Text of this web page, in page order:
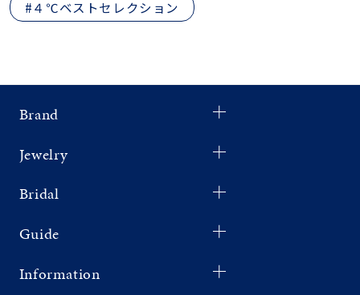
#４℃ベストセレクション
Brand
Jewelry
Bridal
Guide
Information